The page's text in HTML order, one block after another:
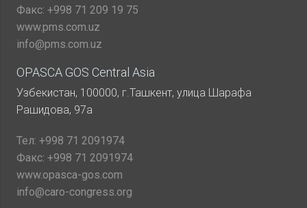
Факс: +998 71 209 19 75
www.pms.com.uz
info@pms.com.uz
OPASCA GOS Central Asia
Узбекистан, 100000, г.Ташкент, улица Шарафа
Рашидова, 97а
Тел: +998 71 2091974
Факс: +998 71 2091974
www.opasca-gos.com
info@caro-congress.org